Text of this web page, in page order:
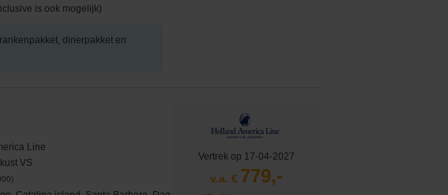
is ook mogelijk)
dinerpakket en
Line
VS
Vertrek op 17-04-2027
v.a. € 779,-